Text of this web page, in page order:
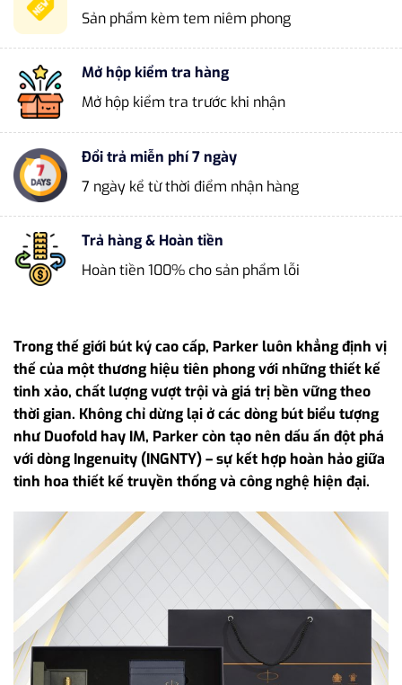
Sản phẩm kèm tem niêm phong
Mở hộp kiểm tra hàng
Mở hộp kiểm tra trước khi nhận
Đổi trả miễn phí 7 ngày
7 ngày kể từ thời điểm nhận hàng
Trả hàng & Hoàn tiền
Hoàn tiền 100% cho sản phẩm lỗi
Trong thế giới bút ký cao cấp, Parker luôn khẳng định vị
thế của một thương hiệu tiên phong với những thiết kế
tinh xảo, chất lượng vượt trội và giá trị bền vững theo
thời gian. Không chỉ dừng lại ở các dòng bút biểu tượng
như Duofold hay IM, Parker còn tạo nên dấu ấn đột phá
với dòng Ingenuity (INGNTY) – sự kết hợp hoàn hảo giữa
tinh hoa thiết kế truyền thống và công nghệ hiện đại.